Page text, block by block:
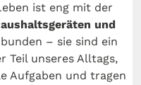
ist eng mit der
und
– sie sind ein
Teil unseres Alltags,
Aufgaben und tragen